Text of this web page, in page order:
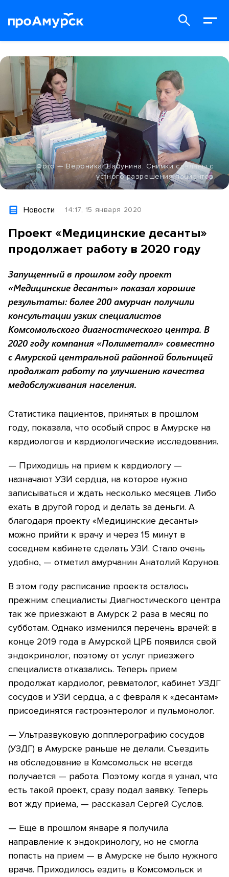
Фото — Вероника Шабунина. Снимки сделаны с
устного разрешения пациентов
Новости 14:17, 15 января 2020
Проект «Медицинские десанты»
продолжает работу в 2020 году
Запущенный в прошлом году проект
«Медицинские десанты» показал хорошие
результаты: более 200 амурчан получили
консультации узких специалистов
Комсомольского диагностического центра. В
2020 году компания «Полиметалл» совместно
с Амурской центральной районной больницей
продолжат работу по улучшению качества
медобслуживания населения.
Статистика пациентов, принятых в прошлом
году, показала, что особый спрос в Амурске на
кардиологов и кардиологические исследования.
— Приходишь на прием к кардиологу —
назначают УЗИ сердца, на которое нужно
записываться и ждать несколько месяцев. Либо
ехать в другой город и делать за деньги. А
благодаря проекту «Медицинские десанты»
можно прийти к врачу и через 15 минут в
соседнем кабинете сделать УЗИ. Стало очень
удобно, — отметил амурчанин Анатолий Корунов.
В этом году расписание проекта осталось
прежним: специалисты Диагностического центра
так же приезжают в Амурск 2 раза в месяц по
субботам. Однако изменился перечень врачей: в
конце 2019 года в Амурской ЦРБ появился свой
эндокринолог, поэтому от услуг приезжего
специалиста отказались. Теперь прием
продолжат кардиолог, ревматолог, кабинет УЗДГ
сосудов и УЗИ сердца, а с февраля к «десантам»
присоединятся гастроэнтеролог и пульмонолог.
— Ультразвуковую допплерографию сосудов
(УЗДГ) в Амурске раньше не делали. Съездить
на обследование в Комсомольск не всегда
получается — работа. Поэтому когда я узнал, что
есть такой проект, сразу подал заявку. Теперь
вот жду приема, — рассказал Сергей Суслов.
— Еще в прошлом январе я получила
направление к эндокринологу, но не смогла
попасть на прием — в Амурске не было нужного
врача. Приходилось ездить в Комсомольск и